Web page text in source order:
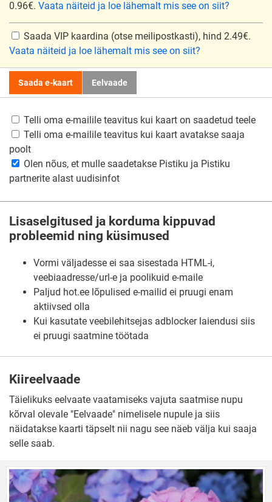
0.96€. Vaata näiteid ja loe lähemalt mis see on siit?
Saada VIP kaardina (otse meilipostkasti), hind 2.49€.
Vaata näiteid ja loe lähemalt mis see on siit?
Saada e-kaart Eelvaade
Telli oma e-mailile teavitus kui kaart on saadetud teele
Telli oma e-mailile teavitus kui kaart avatakse saaja
poolt
Olen nõus, et mulle saadetakse Pistiku ja Pistiku
partnerite alast uudisinfot
Lisaselgitused ja korduma kippuvad
probleemid ning küsimused
Vormi väljadesse ei saa sisestada HTML-i,
veebiaadresse/url-e ja poolikuid e-maile
Paljud hot.ee lõpulised e-mailid ei pruugi enam
aktiivsed olla
Kui kasutate veebilehitsejas adblocker laiendusi siis
ei pruugi saatmine töötada
Kiireelvaade
Täielikuks eelvaate vaatamiseks vajuta saatmise nupu
kõrval olevale "Eelvaade" nimelisele nupule ja siis
näidatakse kaarti täpselt nii nagu see näeb välja kui saaja
selle saab.